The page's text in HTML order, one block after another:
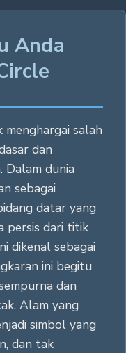
Anda
salah
dan
Dalam dunia
sebagai
datar yang
persis dari titik
dikenal sebagai
ini begitu
dan
Alam yang
simbol yang
dan tak